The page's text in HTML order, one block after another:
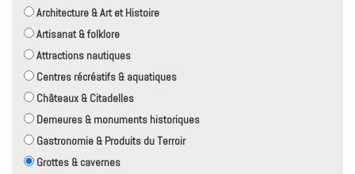
Architecture & Art et Histoire
Artisanat & folklore
Attractions nautiques
Centres récréatifs & aquatiques
Châteaux & Citadelles
Demeures & monuments historiques
Gastronomie & Produits du Terroir
Grottes & cavernes